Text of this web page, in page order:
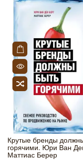
Крутые бренды
горячими. Юри Ван
Маттиас Берер